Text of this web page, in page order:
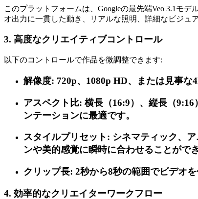
このプラットフォームは、Googleの最先端Veo 3.1モ
オ出力に一貫した動き、リアルな照明、詳細なビジュ
3. 高度なクリエイティブコントロール
以下のコントロールで作品を微調整できます:
解像度: 720p、1080p HD、または見事な
アスペクト比: 横長（16:9）、縦長（
ンテーションに最適です。
スタイルプリセット: シネマティック、
ンや美的感覚に瞬時に合わせることができ
クリップ長: 2秒から8秒の範囲でビデオ
4. 効率的なクリエイターワークフロー